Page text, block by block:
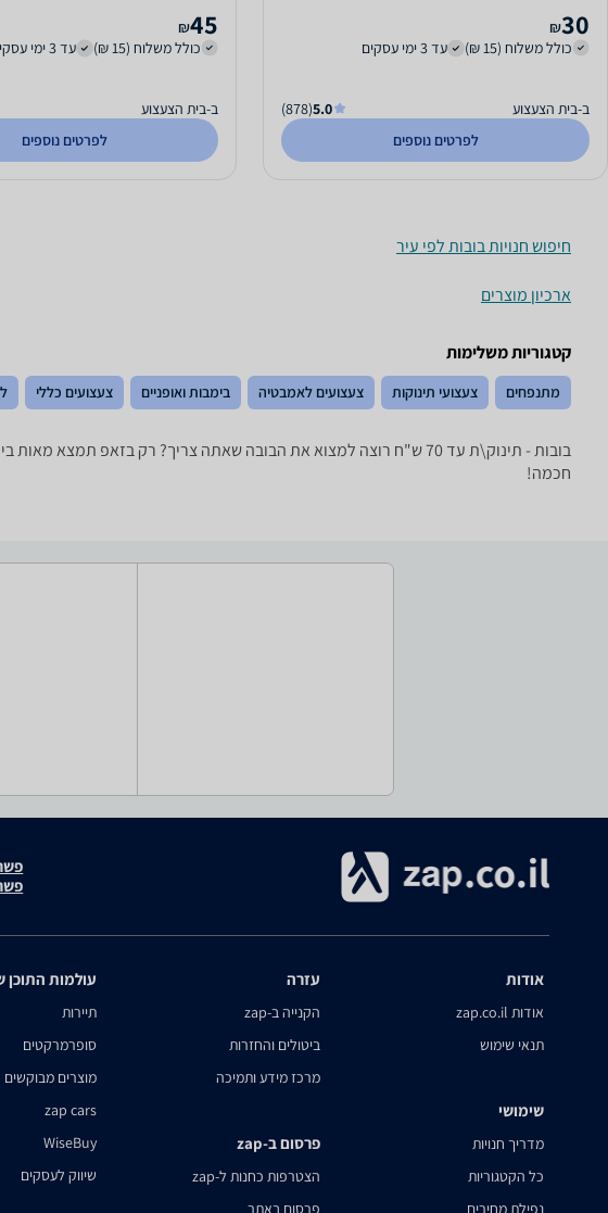
30
₪
כולל משלוח (15 ₪)
עד 3 ימי עסקים
ב-בית הצעצוע 5.0
(878)
לפרטים נוספים
45
₪
כולל משלוח (15 ₪)
עד 3 ימי עסקים
ב-בית הצעצוע
לפרטים נוספים
חיפוש חנויות בובות לפי עיר
ארכיון מוצרים
קטגוריות משלימות
מתנפחים צעצועי תינוקות צעצועים לאמבטיה בימבות ואופניים צעצועים כללי
בובות - ‏תינוק\ת ‏עד 70 ‏ש"ח רוצה למצוא את הבובה שאתה צריך? רק בזאפ
חכמה!
אודות
אודות zap.co.il
תנאי שימוש
שימושי
מדריך חנויות
כל הקטגוריות
נפילת מחירים
עזרה
הקנייה ב-zap
ביטולים והחזרות
מרכז מידע ותמיכה
פרסום ב-zap
הצטרפות כחנות ל-zap
פרסום באתר
עולמות התוכן
תיירות
סופרמרקטים
מוצרים מבוקשים
zap cars
WiseBuy
שיווק לעסקים